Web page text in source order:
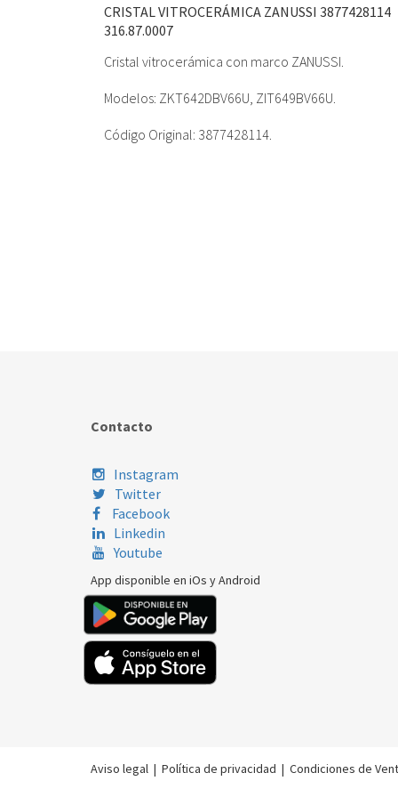
CRISTAL VITROCERÁMICA ZANUSSI 3877428114
316.87.0007
Cristal vitrocerámica con marco ZANUSSI.
Modelos: ZKT642DBV66U, ZIT649BV66U.
Código Original: 3877428114.
Contacto
Instagram
Twitter
Facebook
Linkedin
Youtube
App disponible en iOs y Android
Aviso legal | Política de privacidad | Condiciones de